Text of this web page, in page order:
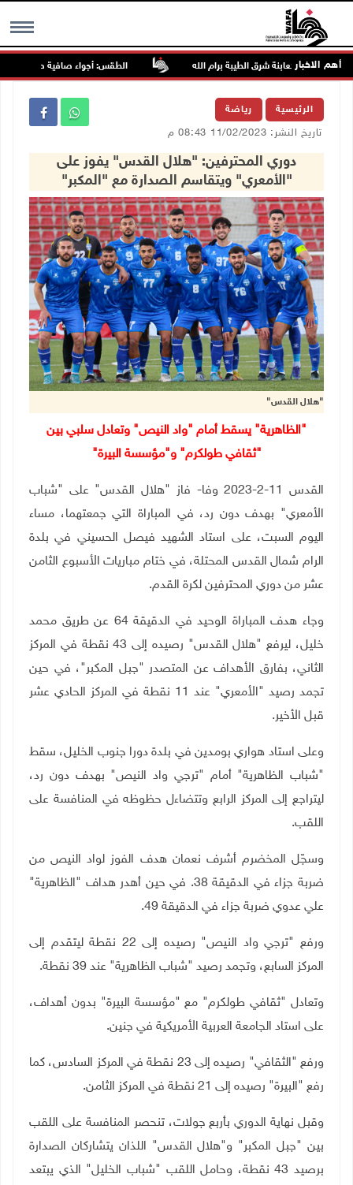
MENU أهم الاخبار
تجمع الكعابنة شرق الطيبة برام الله الطقس: أجواء صافية صيفية
الرئيسية رياضة
تاريخ النشر: 11/02/2023 08:43 م
دوري المحترفين: "هلال القدس" يفوز على
"الأمعري" ويتقاسم الصدارة مع "المكبر"
"هلال القدس"
"الظاهرية" يسقط أمام "واد النيص" وتعادل سلبي بين
"ثقافي طولكرم" و"مؤسسة البيرة"
القدس 11-2-2023 وفا- فاز "هلال القدس" على "شباب
الأمعري" بهدف دون رد، في المباراة التي جمعتهما، مساء
اليوم السبت، على استاد الشهيد فيصل الحسيني في بلدة
الرام شمال القدس المحتلة، في ختام مباريات الأسبوع الثامن
عشر من دوري المحترفين لكرة القدم.
وجاء هدف المباراة الوحيد في الدقيقة 64 عن طريق محمد
خليل، ليرفع "هلال القدس" رصيده إلى 43 نقطة في المركز
الثاني، بفارق الأهداف عن المتصدر "جبل المكبر"، في حين
تجمد رصيد "الأمعري" عند 11 نقطة في المركز الحادي عشر
قبل الأخير.
وعلى استاد هواري بومدين في بلدة دورا جنوب الخليل، سقط
"شباب الظاهرية" أمام "ترجي واد النيص" بهدف دون رد،
ليتراجع إلى المركز الرابع وتتضاءل حظوظه في المنافسة على
اللقب.
وسجّل المخضرم أشرف نعمان هدف الفوز لواد النيص من
ضربة جزاء في الدقيقة 38. في حين أهدر هداف "الظاهرية"
علي عدوي ضربة جزاء في الدقيقة 49.
ورفع "ترجي واد النيص" رصيده إلى 22 نقطة ليتقدم إلى
المركز السابع، وتجمد رصيد "شباب الظاهرية" عند 39 نقطة.
وتعادل "ثقافي طولكرم" مع "مؤسسة البيرة" بدون أهداف،
على استاد الجامعة العربية الأمريكية في جنين.
ورفع "الثقافي" رصيده إلى 23 نقطة في المركز السادس، كما
رفع "البيرة" رصيده إلى 21 نقطة في المركز الثامن.
وقبل نهاية الدوري بأربع جولات، تنحصر المنافسة على اللقب
بين "جبل المكبر" و"هلال القدس" اللذان يتشاركان الصدارة
برصيد 43 نقطة، وحامل اللقب "شباب الخليل" الذي يبتعد